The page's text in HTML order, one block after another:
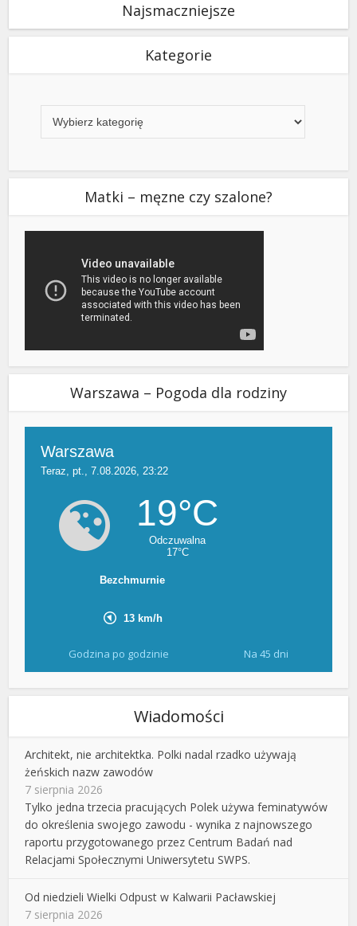
Najsmaczniejsze
Kategorie
Matki – męzne czy szalone?
Warszawa – Pogoda dla rodziny
Godzina po godzinie Na 45 dni
Wiadomości
Architekt, nie architektka. Polki nadal rzadko używają
żeńskich nazw zawodów
7 sierpnia 2026
Tylko jedna trzecia pracujących Polek używa feminatywów
do określenia swojego zawodu - wynika z najnowszego
raportu przygotowanego przez Centrum Badań nad
Relacjami Społecznymi Uniwersytetu SWPS.
Od niedzieli Wielki Odpust w Kalwarii Pacławskiej
7 sierpnia 2026